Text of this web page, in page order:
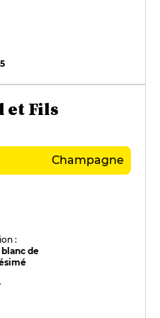
et Fils
Champagne
:
blanc de